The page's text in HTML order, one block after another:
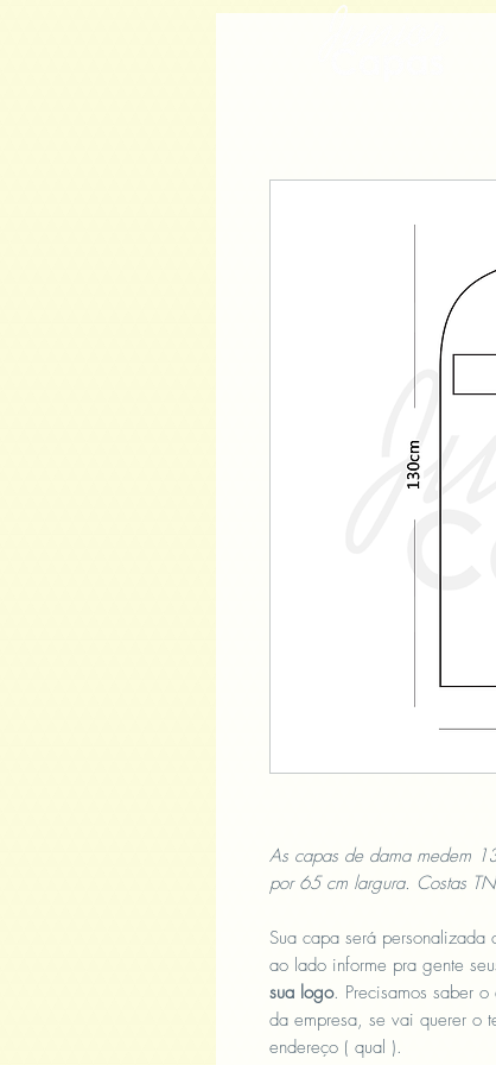
As capas de dama medem
por 65 cm largura. Costas
Sua capa será
ao lado informe pra gente
sua logo. Precisamos saber
da empresa, se vai querer o
endereço ( qual ).